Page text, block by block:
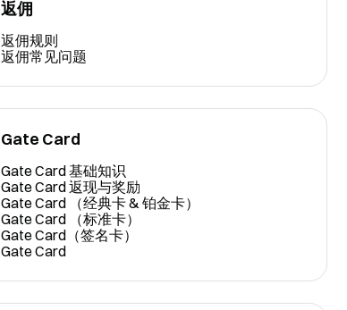
返佣
返佣规则
返佣常见问题
Gate Card
Gate Card 基础知识
Gate Card 返现与奖励
Gate Card （经典卡 & 铂金卡）
Gate Card （标准卡）
Gate Card（签名卡）
Gate Card